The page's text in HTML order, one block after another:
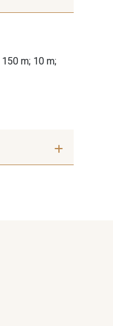
150 m; 10 m;